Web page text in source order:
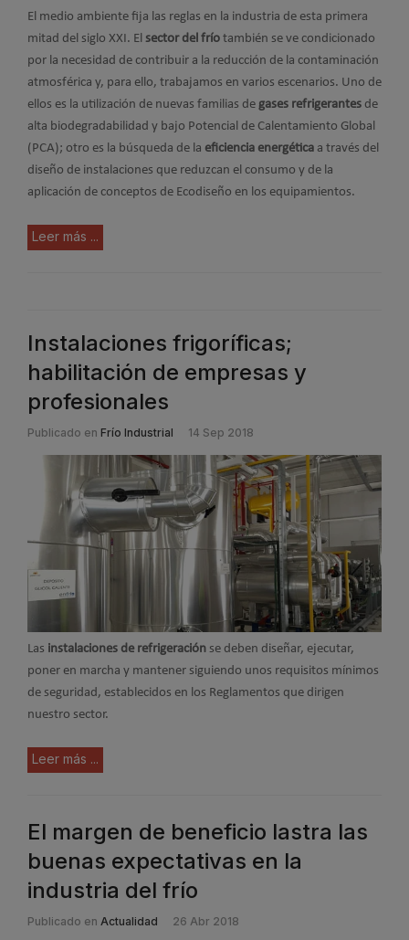
El medio ambiente fija las reglas en la industria de esta primera
mitad del siglo XXI. El sector del frío también se ve condicionado
por la necesidad de contribuir a la reducción de la contaminación
atmosférica y, para ello, trabajamos en varios escenarios. Uno de
ellos es la utilización de nuevas familias de gases refrigerantes de
alta biodegradabilidad y bajo Potencial de Calentamiento Global
(PCA); otro es la búsqueda de la eficiencia energética a través del
diseño de instalaciones que reduzcan el consumo y de la
aplicación de conceptos de Ecodiseño en los equipamientos.
Leer más ...
Instalaciones frigoríficas;
habilitación de empresas y
profesionales
Publicado en Frío Industrial 14 Sep 2018
Las instalaciones de refrigeración se deben diseñar, ejecutar,
poner en marcha y mantener siguiendo unos requisitos mínimos
de seguridad, establecidos en los Reglamentos que dirigen
nuestro sector.
Leer más ...
El margen de beneficio lastra las
buenas expectativas en la
industria del frío
Publicado en Actualidad 26 Abr 2018